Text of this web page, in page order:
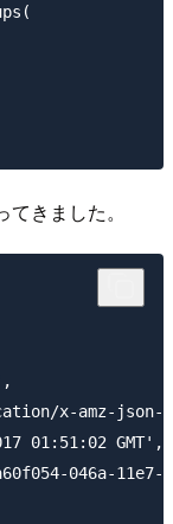
きました。
x-amz-json-
01:51:02 GMT',
046a-11e7-